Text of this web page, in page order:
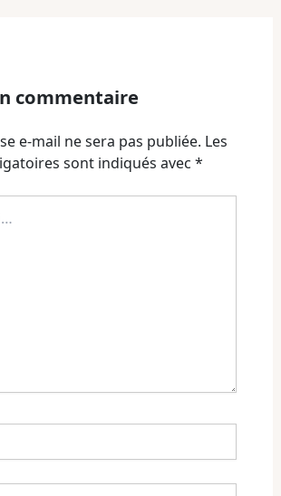
commentaire
e-mail ne sera pas publiée. Les
sont indiqués avec *